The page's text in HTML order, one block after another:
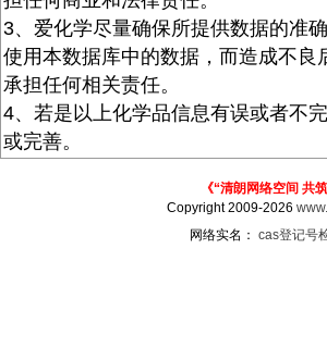
3、爱化学尽量确保所提供数据的准
使用本数据库中的数据，而造成不
承担任何相关责任。
4、若是以上化学品信息有误或者不
或完善。
《“清朗网络空间 共
Copyright 2009-2026
网络实名： cas登记号